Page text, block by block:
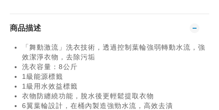
商品描述
「舞動激流」洗衣技術，透過控制葉輪強弱轉動水流，強
效潔淨衣物，去除污垢
洗衣容量：8公斤
1級能源標籤
1級用水效益標籤
衣物防纏繞功能，脫水後更輕鬆提取衣物
6翼葉輪設計，在桶內製造強勁水流，高效去漬